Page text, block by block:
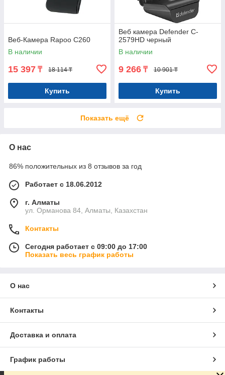
Веб-Камера Rapoo C260
В наличии
15 397 ₸ 18 114 ₸
Купить
Веб камера Defender C-
2579HD черный
В наличии
9 266 ₸ 10 901 ₸
Купить
Показать ещё
О нас
86% положительных из 8 отзывов за год
Работает с 18.06.2012
г. Алматы
ул. Орманова 84, Алматы, Казахстан
Контакты
Сегодня работает с 09:00 до 17:00
Показать весь график работы
О нас
Контакты
Доставка и оплата
График работы